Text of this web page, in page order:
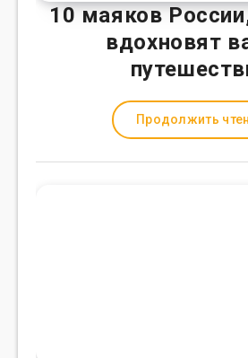
10 маяков
вдохновят
Продолжить